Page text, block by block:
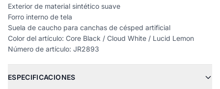
Exterior de material sintético suave
Forro interno de tela
Suela de caucho para canchas de césped artificial
Color del artículo: Core Black / Cloud White / Lucid Lemon
Número de artículo: JR2893
ESPECIFICACIONES